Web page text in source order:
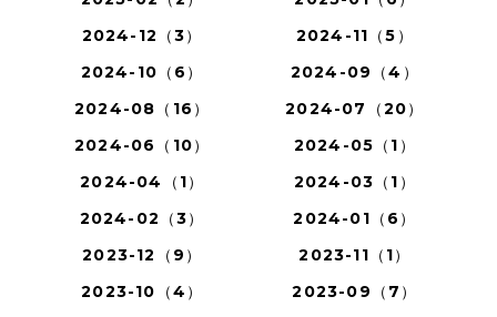
2024-12（3）
2024-11（5）
2024-10（6）
2024-09（4）
2024-08（16）
2024-07（20）
2024-06（10）
2024-05（1）
2024-04（1）
2024-03（1）
2024-02（3）
2024-01（6）
2023-12（9）
2023-11（1）
2023-10（4）
2023-09（7）